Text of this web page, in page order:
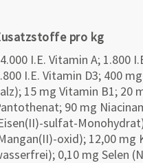
pro kg
I.E. Vitamin A; 1.800
I.E. Vitamin D3; 400
15 mg Vitamin B1; 20
90 mg
sulfat-
oxid); 12,00
0,10 mg Selen